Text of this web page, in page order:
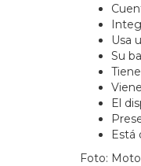
Usa
Su
El
Está
Foto: